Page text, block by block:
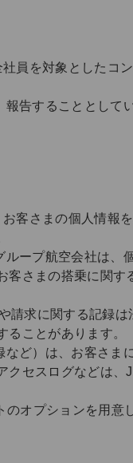
員を対象としたコ
告することとして
客さまの個人情報
ープ航空会社は、
客さまの搭乗に関す
請求に関する記録は
ことがあります。
ど）は、お客さま
クセスログなどは、
オプションを用意